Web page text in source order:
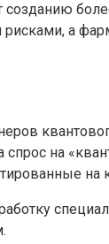
созданию
а
на
на